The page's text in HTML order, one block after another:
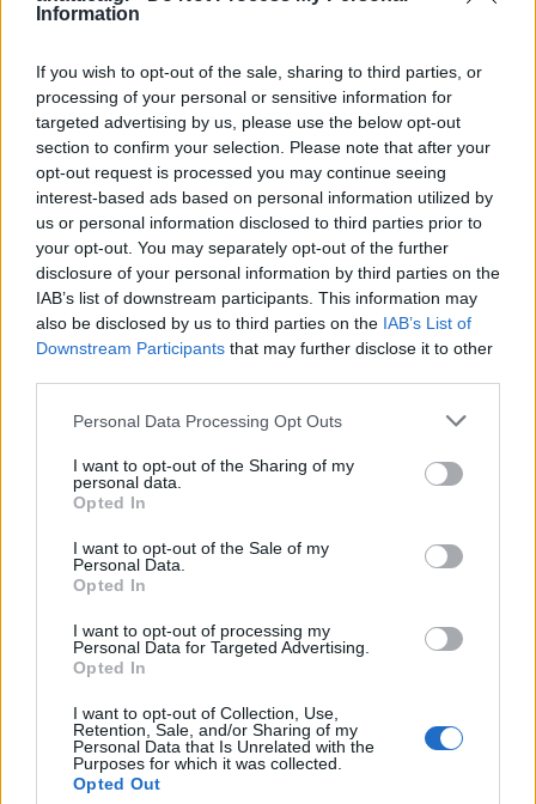
Information
If you wish to opt-out of the sale, sharing to third parties, or
processing of your personal or sensitive information for
targeted advertising by us, please use the below opt-out
section to confirm your selection. Please note that after your
opt-out request is processed you may continue seeing
interest-based ads based on personal information utilized by
us or personal information disclosed to third parties prior to
your opt-out. You may separately opt-out of the further
disclosure of your personal information by third parties on the
IAB’s list of downstream participants. This information may
also be disclosed by us to third parties on the IAB’s List of
Downstream Participants that may further disclose it to other
Personal Data Processing Opt Outs
I want to opt-out of the Sharing of my
personal data.
Opted In
I want to opt-out of the Sale of my
Personal Data.
Opted In
I want to opt-out of processing my
Personal Data for Targeted Advertising.
Opted In
I want to opt-out of Collection, Use,
Retention, Sale, and/or Sharing of my
Personal Data that Is Unrelated with the
Purposes for which it was collected.
Opted Out
ΒΡΕΦΟΝΗΠΙΑΚΟΣ ΣΤΑΘΜΟΣ ΠΑΛΑΙΑΣ ΦΩΚΑΙΑΣ